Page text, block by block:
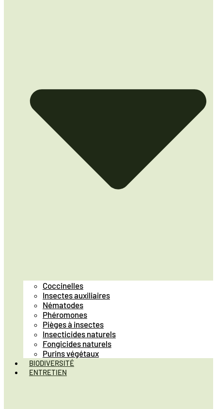
Coccinelles
Insectes auxiliaires
Nématodes
Phéromones
Pièges à insectes
Insecticides naturels
Fongicides naturels
Purins végétaux
BIODIVERSITÉ
ENTRETIEN